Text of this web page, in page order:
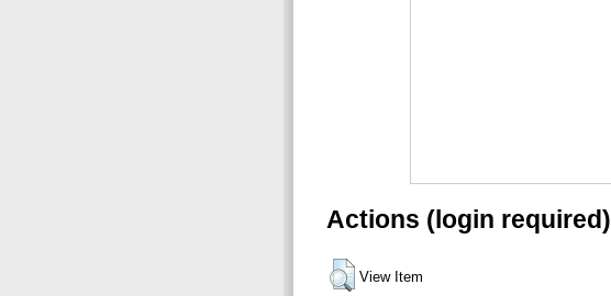
Actions (login required)
View Item